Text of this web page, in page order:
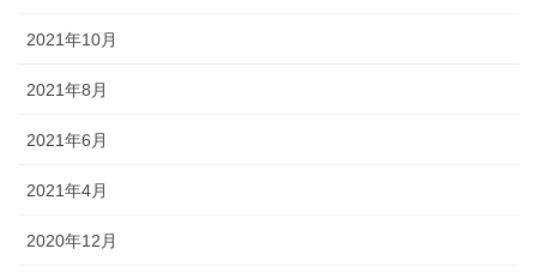
2021年10月
2021年8月
2021年6月
2021年4月
2020年12月